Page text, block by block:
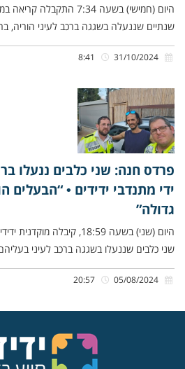
היום (חמישי) בשעה 7:34
שנתיים שננעלה בשגגה ברכב לעיני הוריה,
פרדס חנה: שני כלבים ננעלו
ידי מתנדבי ידידים • “הבעלים
גדולה”
היום (שני) בשעה 18:59, קיבלה
שני כלבים שננעלו בשגגה ברכב לעיני